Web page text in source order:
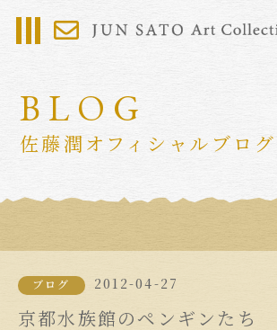
BLOG
佐藤潤オフィシャルブログ
ブログ 2012-04-27
京都水族館のペンギンたち